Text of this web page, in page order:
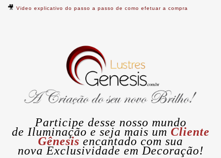
🎥 Video explicativo do passo a passo de como efetuar a compra
Participe desse nosso mundo
de Iluminação e seja mais um Cliente
Gênesis encantado com sua
novaExclusividade em Decoração!